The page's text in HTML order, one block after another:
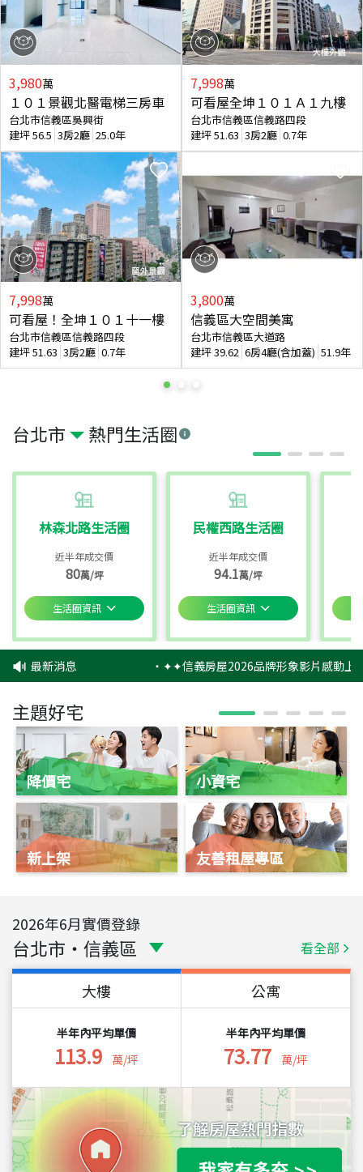
台北市 熱門生活圈
林森北路生活圈
近半年成交價
80萬/坪
生活圈資訊
民權西路生活圈
近半年成交價
94.1萬/坪
生活圈資訊
3,980萬
１０１景觀北醫電梯三房車
台北市信義區吳興街
建坪56.5 3房2廳 25.0年
7,998萬
可看屋！全坤１０１十一樓
台北市信義區信義路四段
建坪51.63 3房2廳 0.7年
7,998萬
可看屋全坤１０１Ａ１九樓
台北市信義區信義路四段
建坪51.63 3房2廳 0.7年
3,800萬
信義區大空間美寓
台北市信義區大道路
建坪39.62 6房4廳(含加蓋) 51.9年
最新消息 ‧✦✦信義房屋2026品牌形象影片感動上
主題好宅
降價宅
新上架
小資宅
友善租屋專區
2026年6月實價登錄
台北市 ・ 信義區 看全部
大樓
半年內平均單價
113.9 萬/坪
公寓
半年內平均單價
73.77 萬/坪